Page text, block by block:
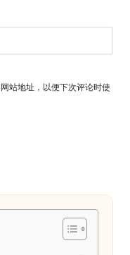
站地址，以便下次评论时使